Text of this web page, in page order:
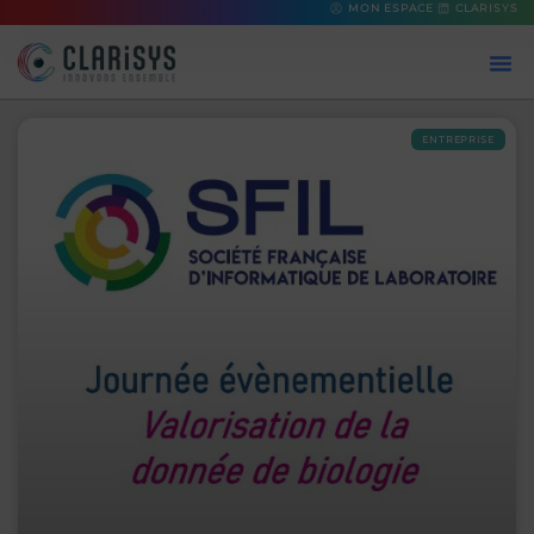
MON ESPACE CLARISYS
ENTREPRISE